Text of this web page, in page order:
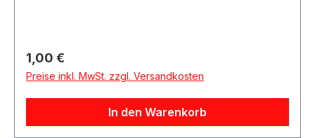
Regulärer Preis:
1,00 €
Preise inkl. MwSt. zzgl. Versandkosten
In den Warenkorb